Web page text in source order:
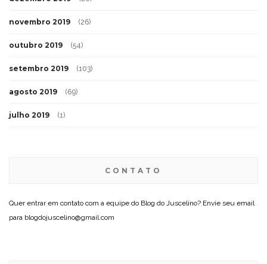
novembro 2019 (26)
outubro 2019 (54)
setembro 2019 (103)
agosto 2019 (69)
julho 2019 (1)
CONTATO
Quer entrar em contato com a equipe do Blog do Juscelino? Envie seu email
para blogdojuscelino@gmail.com